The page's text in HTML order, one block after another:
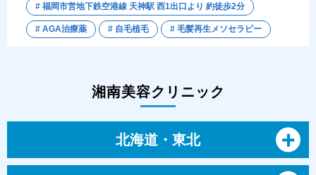
# 福岡市営地下鉄空港線 天神駅 西1出口より 約徒歩2分
# AGA治療薬 # 自毛植毛 # 毛髪再生メソセラピー
湘南美容クリニック
北海道・東北